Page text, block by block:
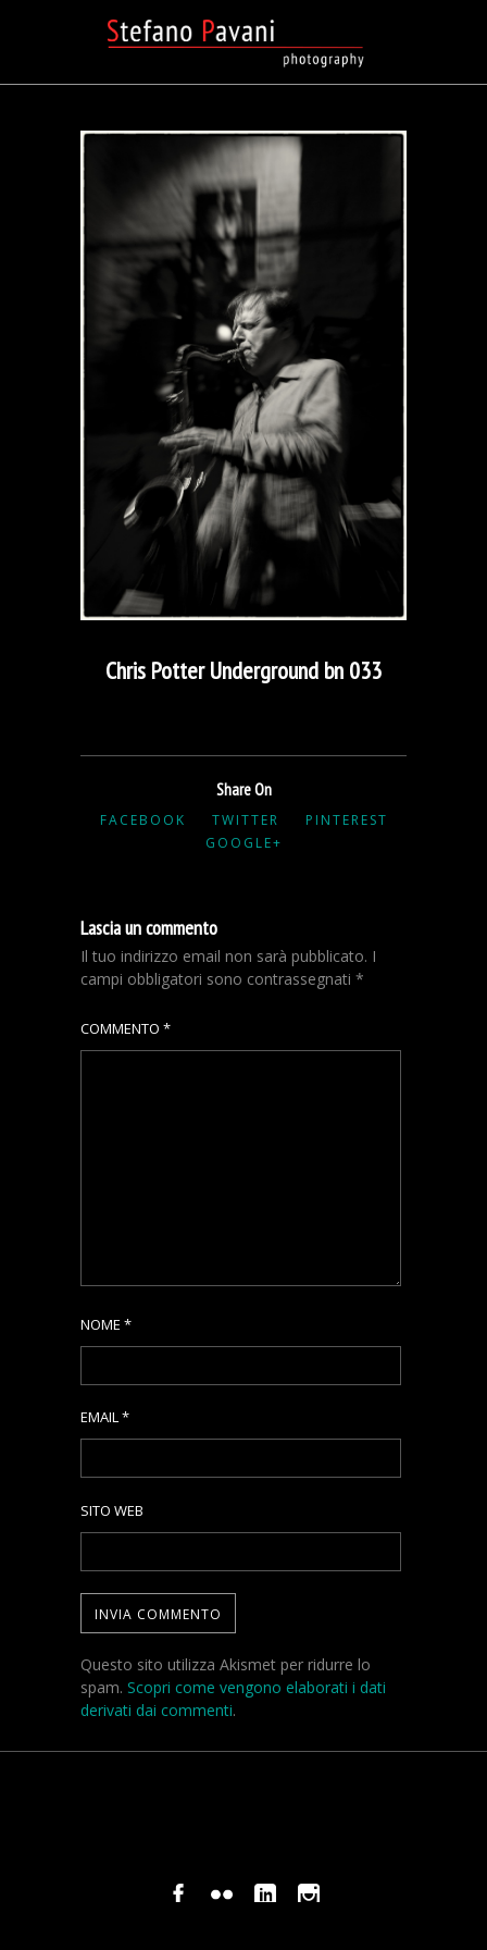
Chris Potter Underground bn 033
Share On
FACEBOOK TWITTER
PINTEREST
GOOGLE+
Lascia un commento
Il tuo indirizzo email non sarà pubblicato. I
campi obbligatori sono contrassegnati *
COMMENTO *
NOME *
EMAIL*
SITO WEB
Questo sito utilizza Akismet per ridurre lo
spam. Scopri come vengono elaborati i dati
derivati dai commenti.